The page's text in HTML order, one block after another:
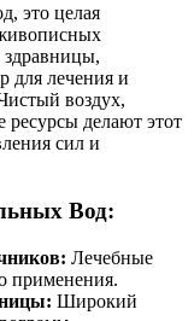
это целая
здравницы,
для лечения и
воздух,
делают этот
сил и
Вод:
Лечебные
применения.
Широкий